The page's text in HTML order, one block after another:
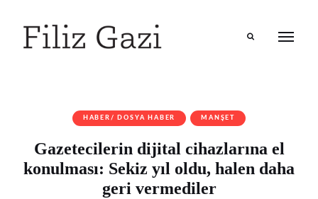
HABER/ DOSYA HABER MANŞET
Gazetecilerin dijital cihazlarına el
konulması: Sekiz yıl oldu, halen daha
geri vermediler